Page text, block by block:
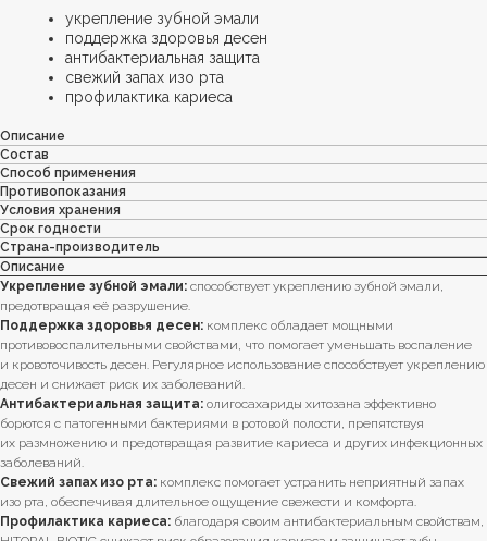
укрепление зубной эмали
поддержка здоровья десен
антибактериальная защита
свежий запах изо рта
профилактика кариеса
Описание
Состав
Способ применения
Противопоказания
Условия хранения
Срок годности
Страна-производитель
Описание
Укрепление зубной эмали: способствует укреплению зубной эмали,
предотвращая её разрушение.
Поддержка здоровья десен: комплекс обладает мощными
противовоспалительными свойствами, что помогает уменьшать воспаление
и кровоточивость десен. Регулярное использование способствует укреплению
десен и снижает риск их заболеваний.
Антибактериальная защита: олигосахариды хитозана эффективно
борются с патогенными бактериями в ротовой полости, препятствуя
их размножению и предотвращая развитие кариеса и других инфекционных
заболеваний.
Свежий запах изо рта: комплекс помогает устранить неприятный запах
изо рта, обеспечивая длительное ощущение свежести и комфорта.
Профилактика кариеса: благодаря своим антибактериальным свойствам,